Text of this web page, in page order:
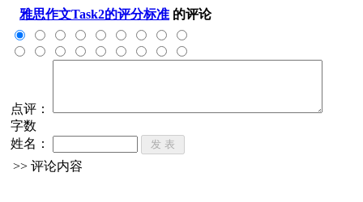
雅思作文Task2的评分标准 的评论
点评：
字数
姓名：
>> 评论内容